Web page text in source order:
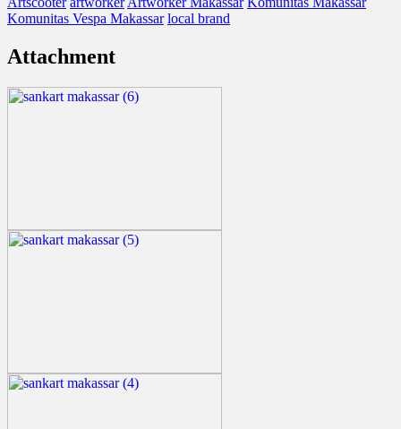
Komunitas Vespa Makassar local brand
Attachment